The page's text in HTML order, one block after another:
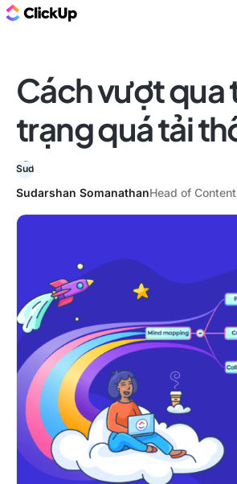
Cách vượt qua
trạng quá tải
Sudarshan SomanathanHead of Content